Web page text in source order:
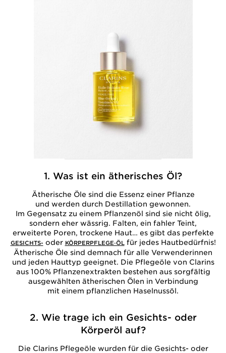
1. Was ist ein ätherisches Öl?
Ätherische Öle sind die Essenz einer Pflanze
und werden durch Destillation gewonnen.
Im Gegensatz zu einem Pflanzenöl sind sie nicht ölig,
sondern eher wässrig. Falten, ein fahler Teint,
erweiterte Poren, trockene Haut… es gibt das perfekte
GESICHTS- oder KÖRPERPFLEGE‑ÖLfür jedes Hautbedürfnis!
Ätherische Öle sind demnach für alle Verwenderinnen
und jeden Hauttyp geeignet. Die Pflegeöle von Clarins
aus 100% Pflanzenextrakten bestehen aus sorgfältig
ausgewählten ätherischen Ölen in Verbindung
mit einem pflanzlichen Haselnussöl.
2. Wie trage ich ein Gesichts- oder
Körperöl auf?
Die Clarins Pflegeöle wurden für die Gesichts- oder